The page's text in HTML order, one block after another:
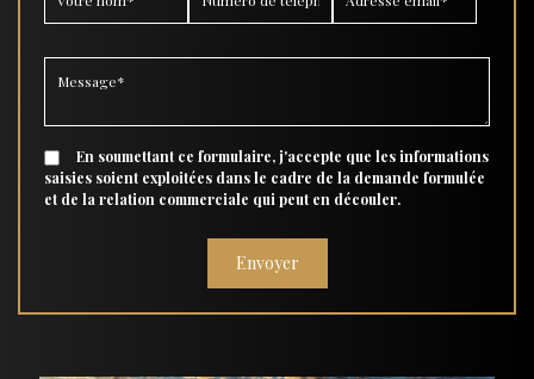
En soumettant ce formulaire, j'accepte que les informations
saisies soient exploitées dans le cadre de la demande formulée
et de la relation commerciale qui peut en découler.